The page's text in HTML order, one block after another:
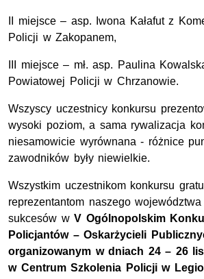
II miejsce – asp. Iwona Kałafut z
Policji w Zakopanem,
III miejsce – mł. asp. Paulina
Powiatowej Policji w Chrzanowie.
Wszyscy uczestnicy konkursu
wysoki poziom, a sama rywalizacja
niesamowicie wyrównana - różnice
zawodników były niewielkie.
Wszystkim uczestnikom konkursu
reprezentantom naszego
sukcesów wV Ogólnopolskim
Policjantów – Oskarżycieli
organizowanym w dniach 24 – 26
w Centrum Szkolenia Policji w